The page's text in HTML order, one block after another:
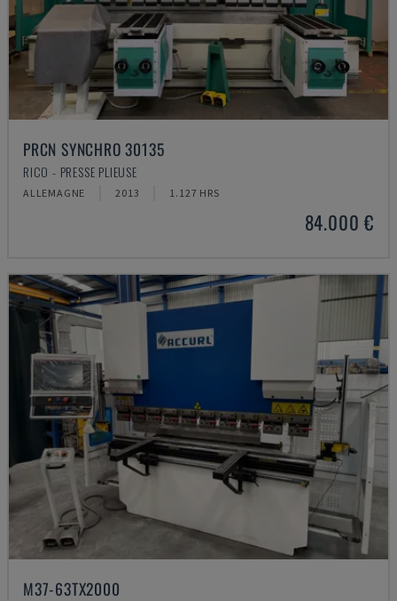
PRCN SYNCHRO 30135
RICO - PRESSE PLIEUSE
ALLEMAGNE 2013 1.127 HRS
84.000 €
M37-63TX2000